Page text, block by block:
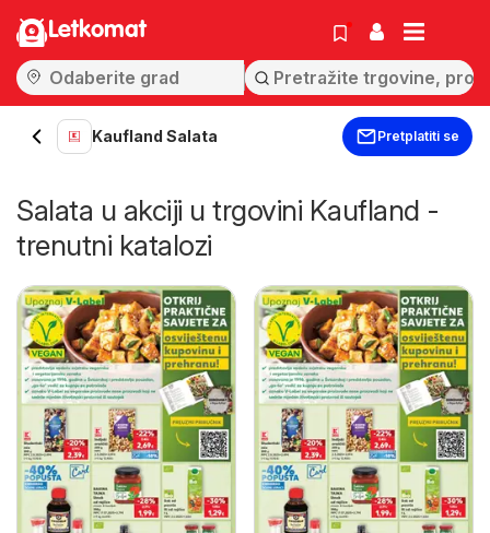
Letkomat
Kaufland Salata Pretplatiti se
Salata u akciji u trgovini Kaufland -
trenutni katalozi